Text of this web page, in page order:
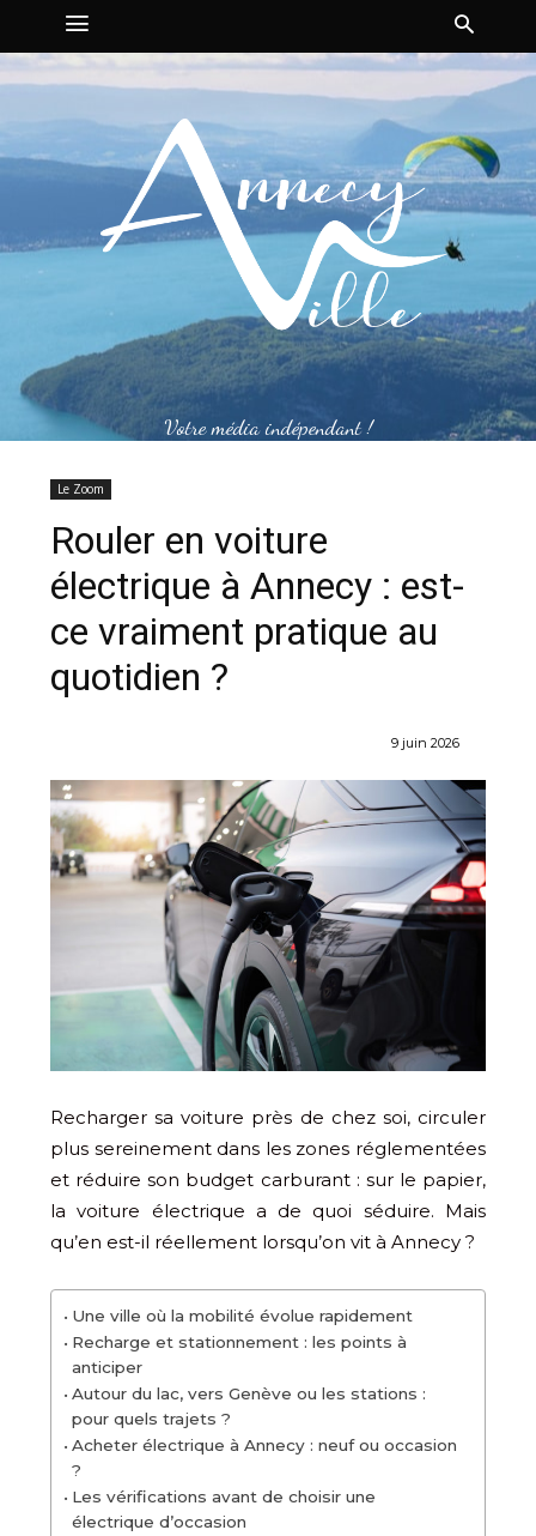
Votre média indépendant !
Le Zoom
Rouler en voiture
électrique à Annecy : est-
ce vraiment pratique au
quotidien ?
9 juin 2026
Recharger sa voiture près de chez soi, circuler
plus sereinement dans les zones réglementées
et réduire son budget carburant : sur le papier,
la voiture électrique a de quoi séduire. Mais
qu’en est-il réellement lorsqu’on vit à Annecy ?
Une ville où la mobilité évolue rapidement
Recharge et stationnement : les points à
anticiper
Autour du lac, vers Genève ou les stations :
pour quels trajets ?
Acheter électrique à Annecy : neuf ou occasion
?
Les vérifications avant de choisir une
électrique d’occasion